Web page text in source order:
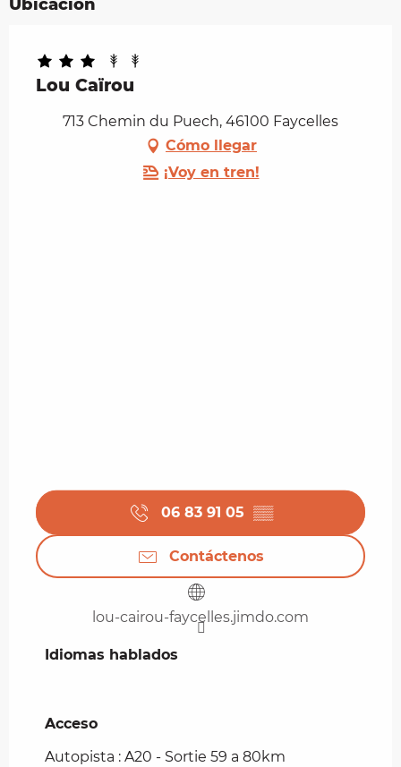
Ubicación
Lou Caïrou
713 Chemin du Puech, 46100 Faycelles
Cómo llegar
¡Voy en tren!
06 83 91 05 ▒▒
Contáctenos
lou-cairou-faycelles.jimdo.com
Idiomas hablados
Idiomas hablados
Acceso
Acceso
Autopista : A20 - Sortie 59 a 80km